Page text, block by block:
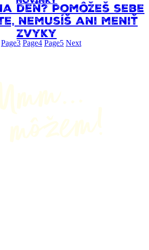
deň? Pomôžeš sebe
nemusíš ani meniť
zvyky
Page3 Page4 Page5 Next